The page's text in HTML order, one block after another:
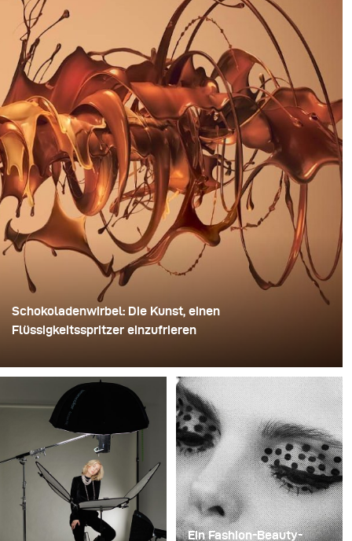
Schokoladenwirbel: Die Kunst, einen
Flüssigkeitsspritzer einzufrieren
günstiger Einweg-Sektgläser aus Kunststoff. Er
entfernte die Standfüße, bohrte ein Loch durch die Mitte
jedes einzelnen Glases und steckte sie anschließend
auf einen Bohrer. So entstand eine mehrschichtige,
rotierende Konstruktion, die die Flüssigkeit zunächst
aufnehmen und dann freigeben konnte.
Ein Fashion-Beauty-